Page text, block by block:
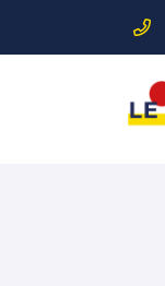
Route de Paris
06 22 27 86 08